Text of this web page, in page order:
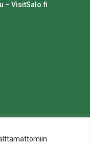
– VisitSalo.fi